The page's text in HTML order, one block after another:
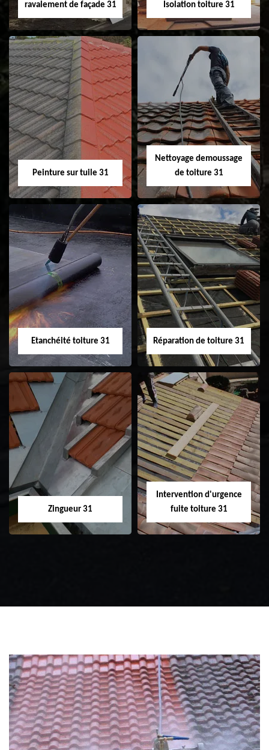
ravalement de façade 31
Nettoyage et
ravalement de
façade 31
Isolation toiture 31
Isolation toiture 31
Peinture sur tuile 31
Peinture sur tuile
31
Nettoyage demoussage
de toiture 31
Nettoyage
demoussage de
toiture 31
Etanchéité toiture 31
Etanchéité toiture
31
Réparation de toiture 31
Réparation de
toiture 31
Zingueur 31
Intervention d'urgence
fuite toiture 31